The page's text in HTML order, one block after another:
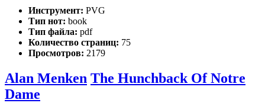
Инструмент: PVG
Тип нот: book
Тип файла: pdf
Количество страниц: 75
Просмотров: 2179
Alan Menken The Hunchback Of Notre
Dame